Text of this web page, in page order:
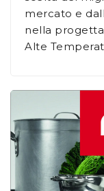
mercato e
nella
Alte